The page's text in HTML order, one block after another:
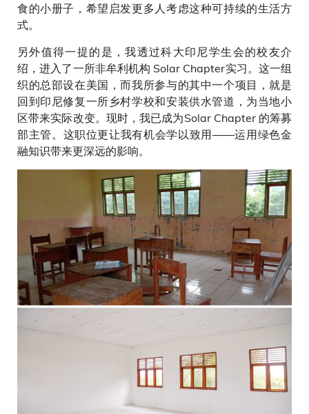
食的小册子，希望启发更多人考虑这种可持续的生活方
式。
另外值得一提的是，我透过科大印尼学生会的校友介
绍，进入了一所非牟利机构 Solar Chapter实习。这一组
织的总部设在美国，而我所参与的其中一个项目，就是
回到印尼修复一所乡村学校和安装供水管道，为当地小
区带来实际改变。现时，我已成为Solar Chapter 的筹募
部主管。这职位更让我有机会学以致用——运用绿色金
融知识带来更深远的影响。